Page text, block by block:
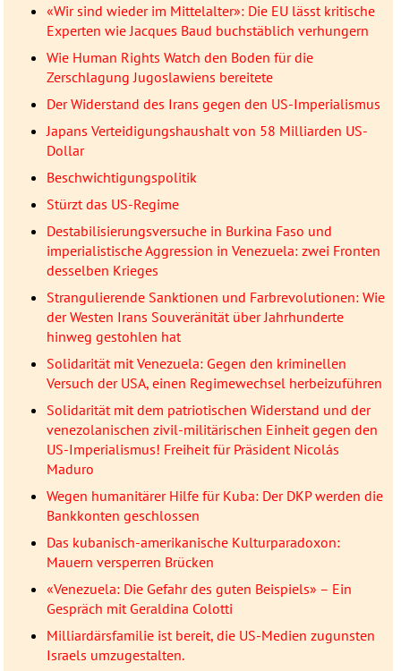
«Wir sind wieder im Mittelalter»: Die EU lässt kritische
Experten wie Jacques Baud buchstäblich verhungern
Wie Human Rights Watch den Boden für die
Zerschlagung Jugoslawiens bereitete
Der Widerstand des Irans gegen den US-Imperialismus
Japans Verteidigungshaushalt von 58 Milliarden US-
Dollar
Beschwichtigungspolitik
Stürzt das US-Regime
Destabilisierungsversuche in Burkina Faso und
imperialistische Aggression in Venezuela: zwei Fronten
desselben Krieges
Strangulierende Sanktionen und Farbrevolutionen: Wie
der Westen Irans Souveränität über Jahrhunderte
hinweg gestohlen hat
Solidarität mit Venezuela: Gegen den kriminellen
Versuch der USA, einen Regimewechsel herbeizuführen
Solidarität mit dem patriotischen Widerstand und der
venezolanischen zivil-militärischen Einheit gegen den
US-Imperialismus! Freiheit für Präsident Nicolás
Maduro
Wegen humanitärer Hilfe für Kuba: Der DKP werden die
Bankkonten geschlossen
Das kubanisch-amerikanische Kulturparadoxon:
Mauern versperren Brücken
«Venezuela: Die Gefahr des guten Beispiels» – Ein
Gespräch mit Geraldina Colotti
Milliardärsfamilie ist bereit, die US-Medien zugunsten
Israels umzugestalten.